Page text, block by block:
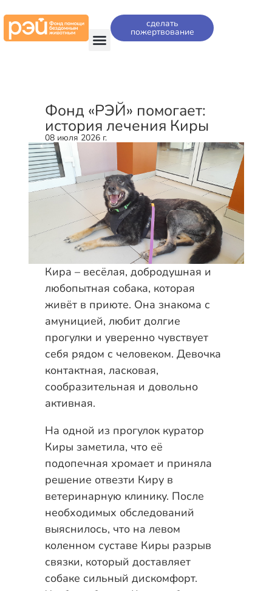
сделать
пожертвование
Фонд «РЭЙ» помогает:
история лечения Киры
08 июля 2026 г.
Кира – весёлая, добродушная и
любопытная собака, которая
живёт в приюте. Она знакома с
амуницией, любит долгие
прогулки и уверенно чувствует
себя рядом с человеком. Девочка
контактная, ласковая,
сообразительная и довольно
активная.
На одной из прогулок куратор
Киры заметила, что её
подопечная хромает и приняла
решение отвезти Киру в
ветеринарную клинику. После
необходимых обследований
выяснилось, что на левом
коленном суставе Киры разрыв
связки, который доставляет
собаке сильный дискомфорт.